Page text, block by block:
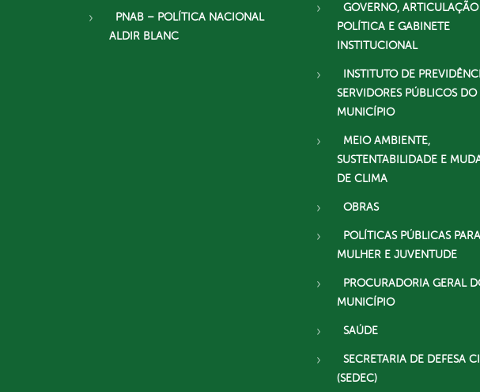
PNAB – POLÍTICA NACIONAL
ALDIR BLANC
GOVERNO, ARTICULAÇÃO
POLÍTICA E GABINETE
INSTITUCIONAL
INSTITUTO DE
SERVIDORES PÚBLICOS DO
MUNICÍPIO
MEIO AMBIENTE,
SUSTENTABILIDADE E
DE CLIMA
OBRAS
POLÍTICAS PÚBLICAS
MULHER E JUVENTUDE
PROCURADORIA GERAL
MUNICÍPIO
SAÚDE
SECRETARIA DE DEFESA
(SEDEC)